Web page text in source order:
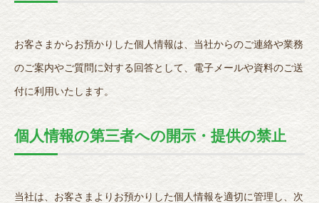
お客さまからお預かりした個人情報は、当社からのご連絡や業務
のご案内やご質問に対する回答として、電子メールや資料のご送
付に利用いたします。
個人情報の第三者への開示・提供の禁止
当社は、お客さまよりお預かりした個人情報を適切に管理し、次